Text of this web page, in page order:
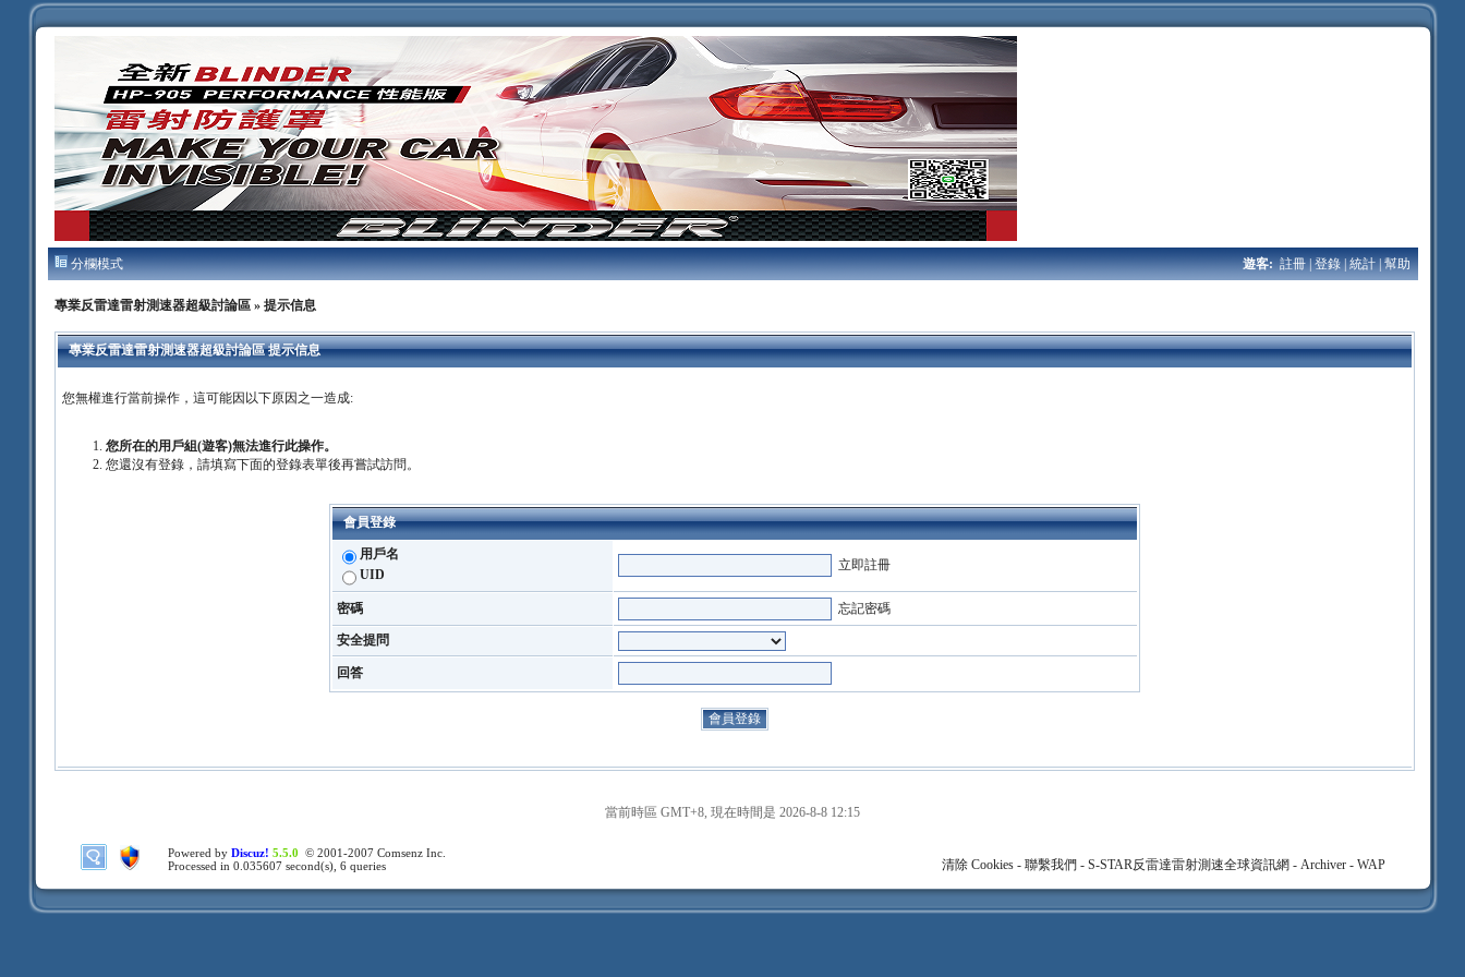
分欄模式 遊客:註冊|登錄|統計|幫助
專業反雷達雷射測速器超級討論區» 提示信息
專業反雷達雷射測速器超級討論區 提示信息
您無權進行當前操作，這可能因以下原因之一造成:
您所在的用戶組(遊客)無法進行此操作。
您還沒有登錄，請填寫下面的登錄表單後再嘗試訪問。
會員登錄
用戶名
UID
立即註冊
密碼 忘記密碼
安全提問
回答
當前時區 GMT+8, 現在時間是 2026-8-8 12:15
Powered by Discuz! 5.5.0 © 2001-2007 Comsenz Inc.
Processed in 0.035607 second(s), 6 queries
清除 Cookies- 聯繫我們 - S-STAR反雷達雷射測速全球資訊網 - Archiver- WAP